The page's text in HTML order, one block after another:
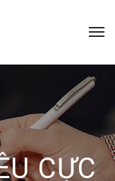
CỰC